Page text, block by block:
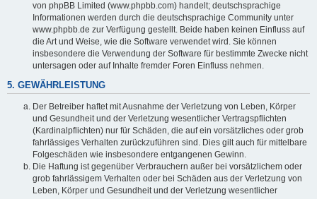
von phpBB Limited (www.phpbb.com) handelt; deutschsprachige
Informationen werden durch die deutschsprachige Community unter
www.phpbb.de zur Verfügung gestellt. Beide haben keinen Einfluss auf
die Art und Weise, wie die Software verwendet wird. Sie können
insbesondere die Verwendung der Software für bestimmte Zwecke nicht
untersagen oder auf Inhalte fremder Foren Einfluss nehmen.
5. GEWÄHRLEISTUNG
Der Betreiber haftet mit Ausnahme der Verletzung von Leben, Körper
und Gesundheit und der Verletzung wesentlicher Vertragspflichten
(Kardinalpflichten) nur für Schäden, die auf ein vorsätzliches oder grob
fahrlässiges Verhalten zurückzuführen sind. Dies gilt auch für mittelbare
Folgeschäden wie insbesondere entgangenen Gewinn.
Die Haftung ist gegenüber Verbrauchern außer bei vorsätzlichem oder
grob fahrlässigem Verhalten oder bei Schäden aus der Verletzung von
Leben, Körper und Gesundheit und der Verletzung wesentlicher